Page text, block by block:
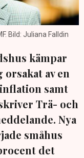
Bild: Juliana Falldin
kämpar
av en
samt
Trä- och
Nya
småhus
det